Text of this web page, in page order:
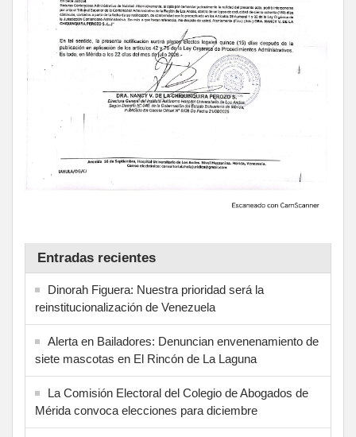
Entradas recientes
Dinorah Figuera: Nuestra prioridad será la
reinstitucionalización de Venezuela
Alerta en Bailadores: Denuncian envenenamiento de
siete mascotas en El Rincón de La Laguna
La Comisión Electoral del Colegio de Abogados de
Mérida convoca elecciones para diciembre